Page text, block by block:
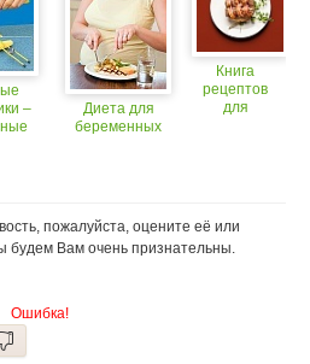
–
Диета для
беременных
Книга
рецептов
для
пожалуйста, оцените её или
будем Вам очень признательны.
Ошибка!